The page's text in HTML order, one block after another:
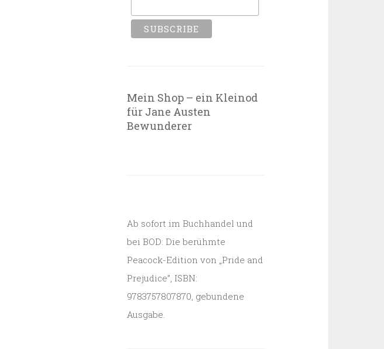
Mein Shop – ein Kleinod
für Jane Austen
Bewunderer
Ab sofort im Buchhandel und
bei BOD: Die berühmte
Peacock-Edition von „Pride and
Prejudice”, ISBN:
9783757807870, gebundene
Ausgabe.